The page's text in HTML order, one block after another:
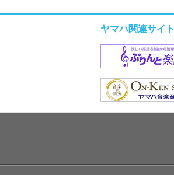
ヤマハ関連サイト